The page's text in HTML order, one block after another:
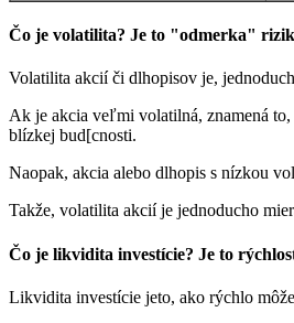
Čo je volatilita? Je to "odmerka"
Volatilita akcií či dlhopisov je,
Ak je akcia veľmi volatilná, znamená
blízkej bud[cnosti.
Naopak, akcia alebo dlhopis s nízkou
Takže, volatilita akcií je jednoducho
Čo je likvidita investície? Je to
Likvidita investície jeto, ako rýchlo